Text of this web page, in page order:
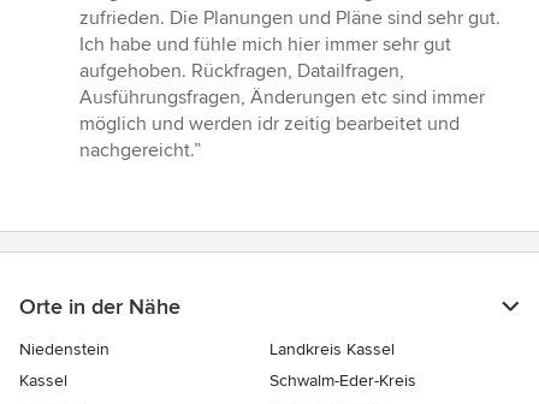
zufrieden. Die Planungen und Pläne sind sehr gut.
Ich habe und fühle mich hier immer sehr gut
aufgehoben. Rückfragen, Datailfragen,
Ausführungsfragen, Änderungen etc sind immer
möglich und werden idr zeitig bearbeitet und
nachgereicht.”
Orte in der Nähe
Niedenstein
Landkreis Kassel
Kassel
Schwalm-Eder-Kreis